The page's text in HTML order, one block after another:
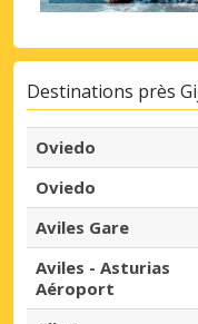
Destinations près
Oviedo
Oviedo
Aviles Gare
Aviles - Asturias
Aéroport